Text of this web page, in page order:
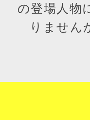
の登場人物
りません